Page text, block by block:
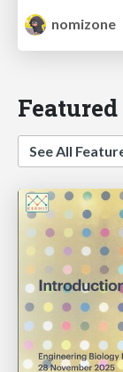
nomizone
Featured
See All